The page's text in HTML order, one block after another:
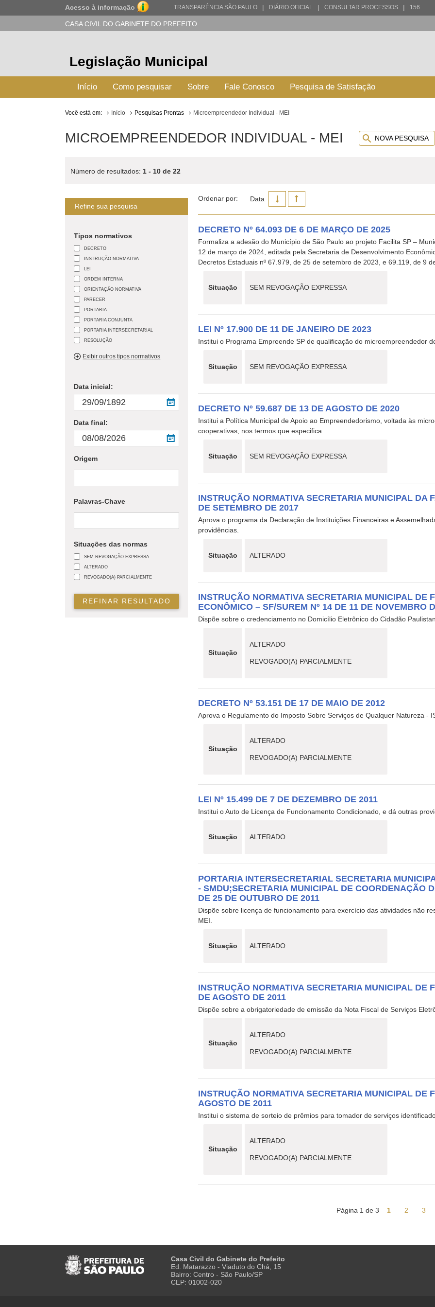
Acesso à informação TRANSPARÊNCIA SÃO PAULO | DIÁRIO OFICIAL | CONSULTAR PROCESSOS | 156
CASA CIVIL DO GABINETE DO PREFEITO
Legislação Municipal
Início Como pesquisar Sobre Fale Conosco Pesquisa de Satisfação
Você está em: Início Pesquisas Prontas Microempreendedor Individual - MEI
MICROEMPREENDEDOR INDIVIDUAL - MEI NOVA PESQUISA
Número de resultados: 1 - 10 de 22
Refine sua pesquisa
Tipos normativos
DECRETO
INSTRUÇÃO NORMATIVA
LEI
ORDEM INTERNA
ORIENTAÇÃO NORMATIVA
PARECER
PORTARIA
PORTARIA CONJUNTA
PORTARIA INTERSECRETARIAL
RESOLUÇÃO
Exibir outros tipos normativos
Data inicial:
Data final:
Origem
Palavras-Chave
Situações das normas
SEM REVOGAÇÃO EXPRESSA
ALTERADO
REVOGADO(A) PARCIALMENTE
REFINAR RESULTADO
Ordenar por: Data
DECRETO Nº 64.093 DE 6 DE MARÇO DE 2025
Formaliza a adesão do Município de São Paulo ao projeto Facilita SP –
12 de março de 2024, editada pela Secretaria de Desenvolvimento
Decretos Estaduais nº 67.979, de 25 de setembro de 2023, e 69.119, de 9
Situação SEM REVOGAÇÃO EXPRESSA
LEI Nº 17.900 DE 11 DE JANEIRO DE 2023
Institui o Programa Empreende SP de qualificação do microempreendedor
Situação SEM REVOGAÇÃO EXPRESSA
DECRETO Nº 59.687 DE 13 DE AGOSTO DE 2020
Institui a Política Municipal de Apoio ao Empreendedorismo, voltada às
cooperativas, nos termos que especifica.
Situação SEM REVOGAÇÃO EXPRESSA
INSTRUÇÃO NORMATIVA SECRETARIA MUNICIPAL DA
DE SETEMBRO DE 2017
Aprova o programa da Declaração de Instituições Financeiras e
providências.
Situação ALTERADO
INSTRUÇÃO NORMATIVA SECRETARIA MUNICIPAL DE
ECONÔMICO – SF/SUREM Nº 14 DE 11 DE NOVEMBRO
Dispõe sobre o credenciamento no Domicílio Eletrônico do Cidadão
Situação
ALTERADO
REVOGADO(A) PARCIALMENTE
DECRETO Nº 53.151 DE 17 DE MAIO DE 2012
Aprova o Regulamento do Imposto Sobre Serviços de Qualquer Natureza -
Situação
ALTERADO
REVOGADO(A) PARCIALMENTE
LEI Nº 15.499 DE 7 DE DEZEMBRO DE 2011
Institui o Auto de Licença de Funcionamento Condicionado, e dá outras
Situação ALTERADO
PORTARIA INTERSECRETARIAL SECRETARIA
- SMDU;SECRETARIA MUNICIPAL DE COORDENAÇÃO
DE 25 DE OUTUBRO DE 2011
Dispõe sobre licença de funcionamento para exercício das atividades não
MEI.
Situação ALTERADO
INSTRUÇÃO NORMATIVA SECRETARIA MUNICIPAL DE
DE AGOSTO DE 2011
Dispõe sobre a obrigatoriedade de emissão da Nota Fiscal de Serviços
Situação
ALTERADO
REVOGADO(A) PARCIALMENTE
INSTRUÇÃO NORMATIVA SECRETARIA MUNICIPAL DE
AGOSTO DE 2011
Institui o sistema de sorteio de prêmios para tomador de serviços
Situação
ALTERADO
REVOGADO(A) PARCIALMENTE
Página 1 de 3 1 2 3
Casa Civil do Gabinete do Prefeito
Ed. Matarazzo - Viaduto do Chá, 15
Bairro: Centro - São Paulo/SP
CEP: 01002-020